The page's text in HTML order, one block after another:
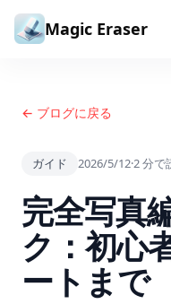
コンテンツへスキップ
Magic Eraser
← ブログに戻る
ガイド 2026/5/12·2分で
完全写真
ク：初心
ートまで